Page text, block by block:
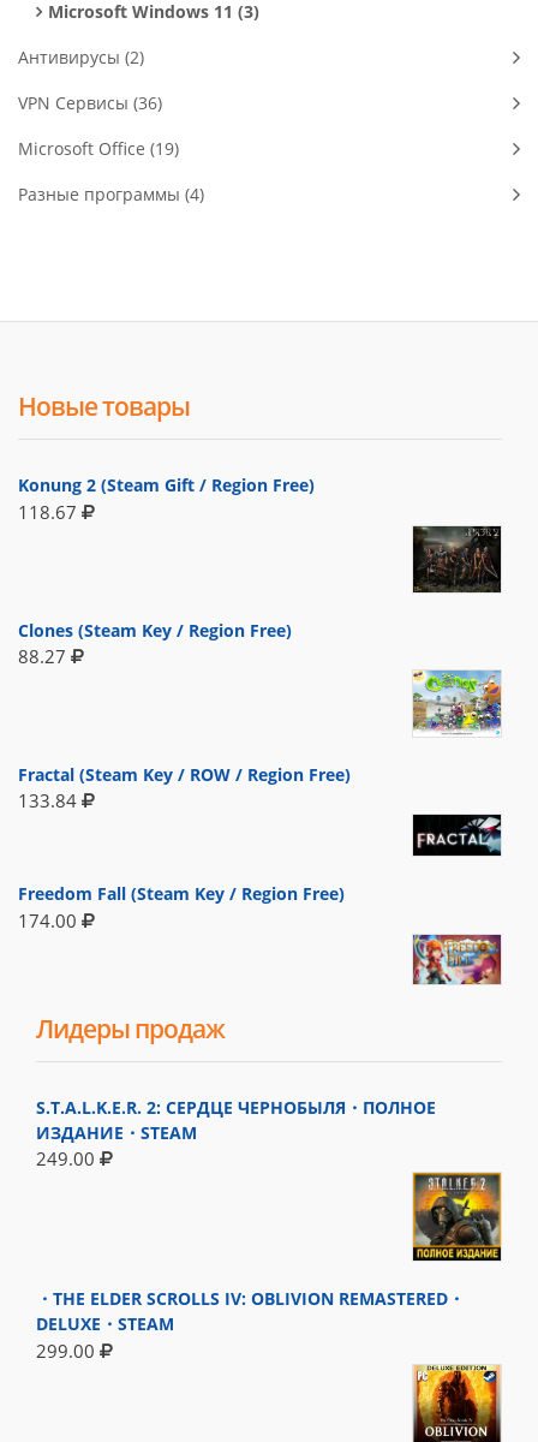
Microsoft Windows 11 (3)
Антивирусы (2)
VPN Сервисы (36)
Microsoft Office (19)
Разные программы (4)
Новые товары
Konung 2 (Steam Gift / Region Free)
118.67
Clones (Steam Key / Region Free)
88.27
Fractal (Steam Key / ROW / Region Free)
133.84
Freedom Fall (Steam Key / Region Free)
174.00
Лидеры продаж
S.T.A.L.K.E.R. 2: СЕРДЦЕ ЧЕРНОБЫЛЯ・ПОЛНОЕ
ИЗДАНИЕ・STEAM
249.00
・THE ELDER SCROLLS IV: OBLIVION REMASTERED・
DELUXE・STEAM
299.00